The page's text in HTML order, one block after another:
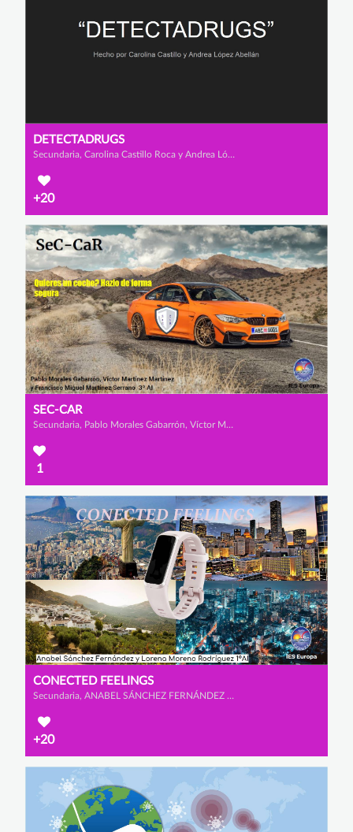
DETECTADRUGS
Secundaria, Carolina Castillo Roca y Andrea López Abellán
+20
SEC-CAR
Secundaria, Pablo Morales Gabarrón, Víctor Martínez Martínez y Francisco Miguel Martínez Serrano
1
CONECTED FEELINGS
Secundaria, ANABEL SÁNCHEZ FERNÁNDEZ y LORENA MORENO RODRÍGUEZ
+20